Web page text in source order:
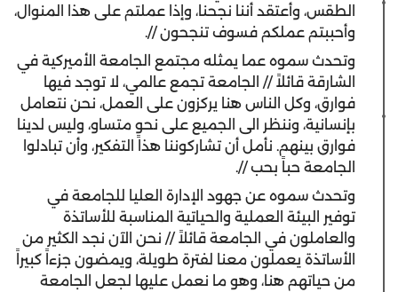
الطقس، وأعتقد أننا نجحنا، وإذا عملتم على هذا المنوال،
وأحببتم عملكم فسوف تنجحون //.
وتحدث سموه عما يمثله مجتمع الجامعة الأميركية في
الشارقة قائلاً // الجامعة تجمع عالمي، لا توجد فيها
فوارق، وكل الناس هنا يركزون على العمل، نحن نتعامل
بإنسانية، وننظر الى الجميع على نحوٍ متساو، وليس لدينا
فوارق بينهم. نأمل أن تشاركوننا هذا التفكير، وأن تبادلوا
الجامعة حباً بحب //.
وتحدث سموه عن جهود الإدارة العليا للجامعة في
توفير البيئة العملية والحياتية المناسبة للأساتذة
والعاملون في الجامعة قائلاً // نحن الآن نجد الكثير من
الأساتذة يعملون معنا لفترة طويلة، ويمضون جزءاً كبيراً
من حياتهم هنا، وهو ما نعمل عليها لجعل الجامعة